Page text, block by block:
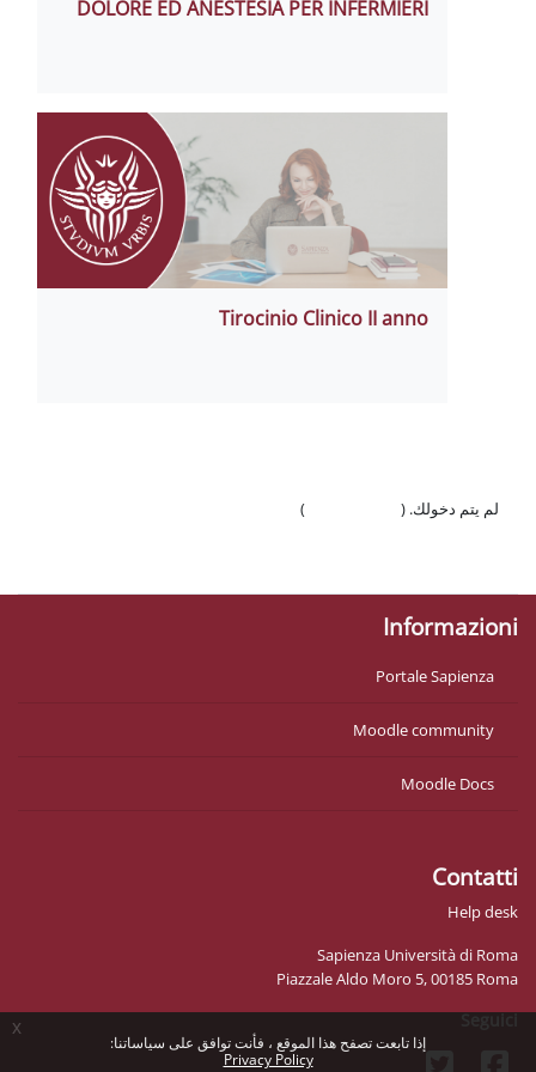
إذا تابعت تصفح هذا الموقع ، فأنت توافق على سياساتنا:
Privacy Policy
x
DOLORE ED ANESTESIA PER INFERMIERI
Tirocinio Clinico II anno
لم يتم دخولك. (
)
Informazioni
Portale Sapienza
Moodle community
Moodle Docs
Contatti
Help desk
Sapienza Università di Roma
Piazzale Aldo Moro 5, 00185 Roma